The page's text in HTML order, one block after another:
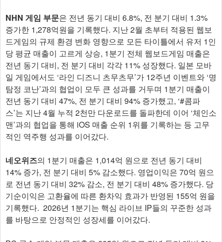
NHN 게임 부문은 전년 동기 대비 6.8%, 전 분기 대비 1.3%
증가한 1,278억원을 기록했다. 지난 2월 초부터 적용된 웹보
드게임의 규제 환경 변화 영향으로 모든 타이틀에서 유저 1인
당 평균 매출이 고르게 상승, 1분기 전체 웹보드게임 매출은
전년 동기 대비, 전 분기 대비 각각 11% 성장했다. 일본 모바
일 게임에서도 ‘라인 디즈니 츠무츠무’가 12주년 이벤트와 ‘명
탐정 코난’과의 협업이 모두 큰 성과를 거두며 1분기 매출이
전년 동기 대비 47%, 전 분기 대비 94% 증가했고, ‘#콤파
스’는 지난 4월 누적 2천만 다운로드를 돌파한데 이어 ‘체인소
맨’과의 협업을 통해 iOS 매출 순위 1위를 기록하는 등 고무
적인 역주행 성과를 이어갔다.
네오위즈의 1분기 매출은 1,014억 원으로 전년 동기 대비
14% 증가, 전 분기 대비 5% 감소했다. 영업이익은 70억 원으
로 전년 동기 대비 32% 감소, 전 분기 대비 48% 증가했다. 당
기순이익은 고환율에 따른 환차익 효과가 반영된 155억 원을
기록했다. 2026년 1분기는 핵심 라이브 IP들의 꾸준한 성과
를 바탕으로 안정적인 성장세를 이어갔다.